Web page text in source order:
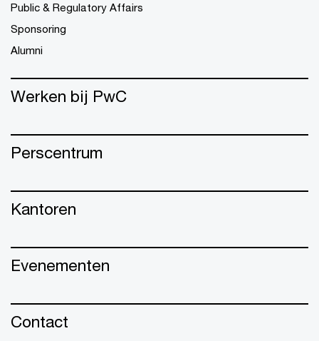
Public & Regulatory Affairs
Sponsoring
Alumni
Werken bij PwC
Perscentrum
Kantoren
Evenementen
Contact